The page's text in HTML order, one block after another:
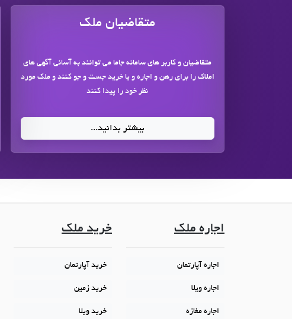
متقاضیان ملک
متقاضیان و کاربر های سامانه جاما می توانند به آسانی آگهی های
املاک را برای رهن و اجاره و یا خرید جست و جو کنند و ملک مورد
نظر خود را پیدا کنند
بیشتر بدانید...
اجاره ملک
اجاره آپارتمان
اجاره ویلا
اجاره مغازه
خرید ملک
خرید آپارتمان
خرید زمین
خرید ویلا